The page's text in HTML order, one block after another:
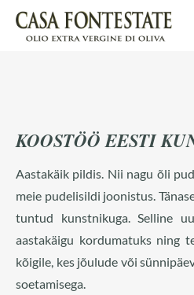
KOOSTÖÖ EESTI
Aastakäik pildis. Nii nagu õli
meie pudelisildi joonistus.
tuntud kunstnikuga. Selline
aastakäigu kordumatuks ning
kõigile, kes jõulude või
soetamisega.